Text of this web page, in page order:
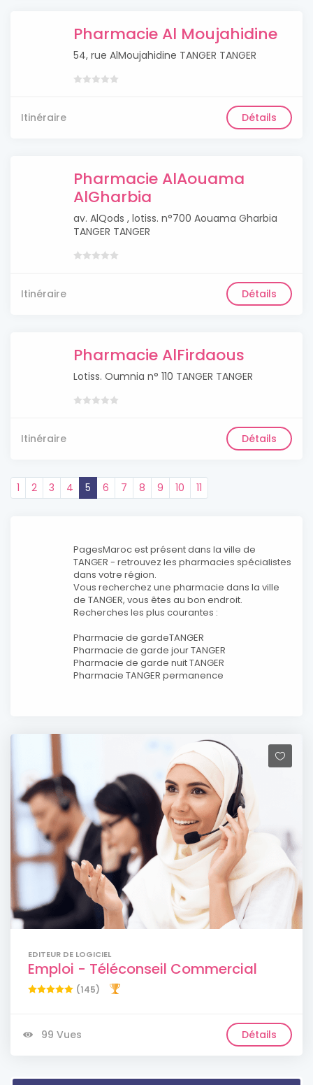
Pharmacie Al Moujahidine
54, rue AlMoujahidine TANGER TANGER
Itinéraire Détails
Pharmacie AlAouama
AlGharbia
av. AlQods , lotiss. n°700 Aouama Gharbia
TANGER TANGER
Itinéraire Détails
Pharmacie AlFirdaous
Lotiss. Oumnia n° 110 TANGER TANGER
Itinéraire Détails
1 2 3 4 5 6 7 8 9 10 11
PagesMaroc est présent dans la ville de
TANGER - retrouvez les pharmacies spécialistes
dans votre région.
Vous recherchez une pharmacie dans la ville
de TANGER, vous êtes au bon endroit.
Recherches les plus courantes :
Pharmacie de gardeTANGER
Pharmacie de garde jour TANGER
Pharmacie de garde nuit TANGER
Pharmacie TANGER permanence
EDITEUR DE LOGICIEL
Emploi - Téléconseil Commercial
(145)
99 Vues Détails